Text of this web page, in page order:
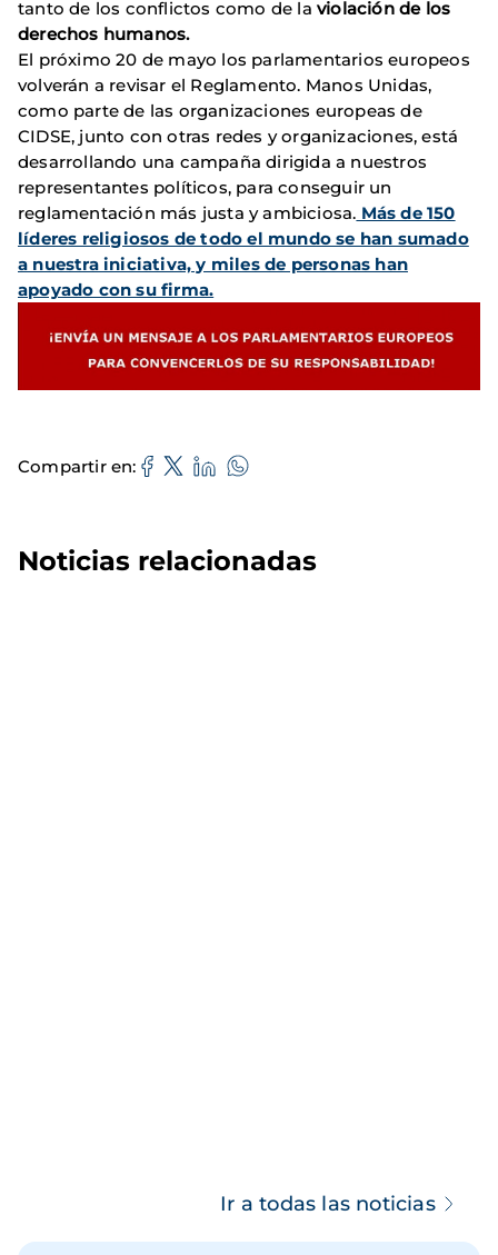
tanto de los conflictos como de la violación de los
derechos humanos.
El próximo 20 de mayo los parlamentarios europeos
volverán a revisar el Reglamento. Manos Unidas,
como parte de las organizaciones europeas de
CIDSE, junto con otras redes y organizaciones, está
desarrollando una campaña dirigida a nuestros
representantes políticos, para conseguir un
reglamentación más justa y ambiciosa. Más de 150
líderes religiosos de todo el mundo se han sumado
a nuestra iniciativa, y miles de personas han
apoyado con su firma.
Compartir en
Noticias relacionadas
Ir a todas las noticias